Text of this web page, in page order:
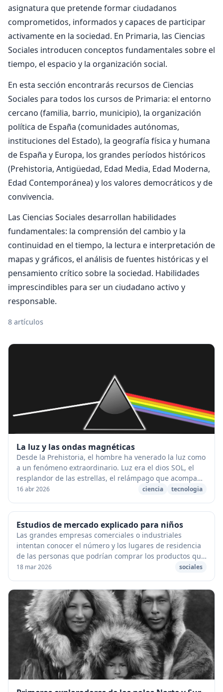
asignatura que pretende formar ciudadanos
comprometidos, informados y capaces de participar
activamente en la sociedad. En Primaria, las Ciencias
Sociales introducen conceptos fundamentales sobre el
tiempo, el espacio y la organización social.
En esta sección encontrarás recursos de Ciencias
Sociales para todos los cursos de Primaria: el entorno
cercano (familia, barrio, municipio), la organización
política de España (comunidades autónomas,
instituciones del Estado), la geografía física y humana
de España y Europa, los grandes períodos históricos
(Prehistoria, Antigüedad, Edad Media, Edad Moderna,
Edad Contemporánea) y los valores democráticos y de
convivencia.
Las Ciencias Sociales desarrollan habilidades
fundamentales: la comprensión del cambio y la
continuidad en el tiempo, la lectura e interpretación de
mapas y gráficos, el análisis de fuentes históricas y el
pensamiento crítico sobre la sociedad. Habilidades
imprescindibles para ser un ciudadano activo y
responsable.
8 artículos
La luz y las ondas magnéticas
Desde la Prehistoria, el hombre ha venerado la luz como
a un fenómeno extraordinario. Luz era el dios SOL, el
resplandor de las estrellas, el relámpago que acompaña
al trueno, el incendio destructor y...
16 abr 2026 ciencia tecnologia
Estudios de mercado explicado para niños
Las grandes empresas comerciales o industriales
intentan conocer el número y los lugares de residencia
de las personas que podrían comprar los productos que
ellas venden. Éstas empresas desean tener s...
18 mar 2026 sociales